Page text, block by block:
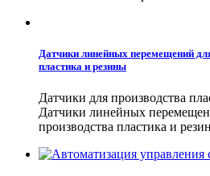
Датчики линейных перемещений
пластика и резины
Датчики для производства
Датчики линейных
производства пластика и